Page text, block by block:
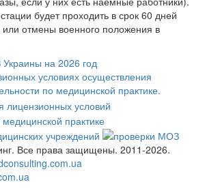
будет проходить в срок 60 дней
отмены военного положения в
на 2026 год
условиях осуществления
по медицинской практике.
Все права защищены. 2011-2026.